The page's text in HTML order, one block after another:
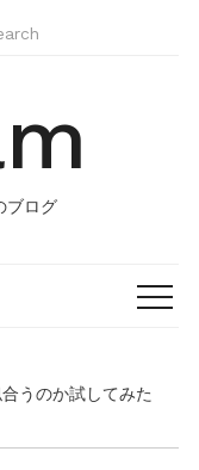
ブログ
うのか試してみた